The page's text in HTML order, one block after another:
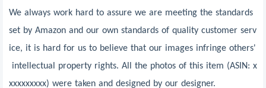
We always work hard to assure we are meeting the standards
set by Amazon and our own standards of quality customer serv
ice, it is hard for us to believe that our images infringe others'
intellectual property rights. All the photos of this item (ASIN: x
xxxxxxxxx) were taken and designed by our designer.